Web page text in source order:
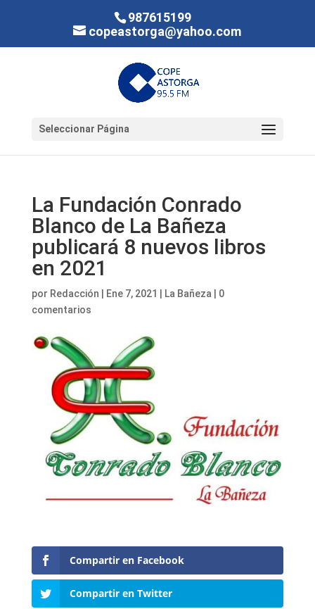
987615199
copeastorga@yahoo.com
Seleccionar Página
La Fundación Conrado
Blanco de La Bañeza
publicará 8 nuevos libros
en 2021
por Redacción Ene 7, 2021 La Bañeza
0
comentarios
Compartir en Facebook
Compartir en Twitter